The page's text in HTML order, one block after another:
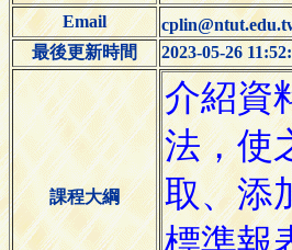
Email
最後更新時間
2023-05-26
課程大綱